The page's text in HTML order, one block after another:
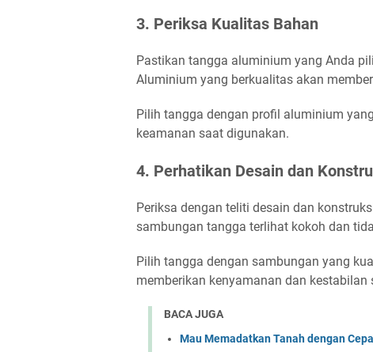
3. Periksa Kualitas Bahan
Pastikan tangga aluminium yang Anda
Aluminium yang berkualitas akan
Pilih tangga dengan profil aluminium
keamanan saat digunakan.
4. Perhatikan Desain dan
Periksa dengan teliti desain dan
sambungan tangga terlihat kokoh dan
Pilih tangga dengan sambungan yang
memberikan kenyamanan dan kestabilan
BACA JUGA
Mau Memadatkan Tanah dengan